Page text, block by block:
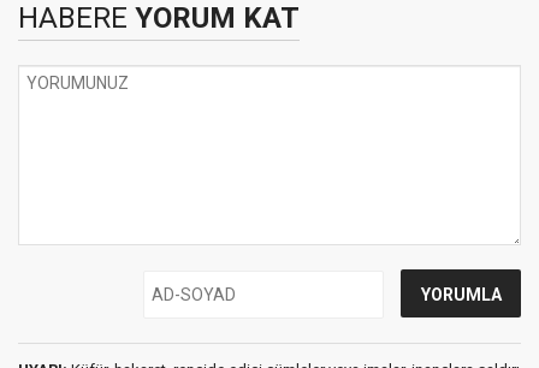
HABERE YORUM KAT